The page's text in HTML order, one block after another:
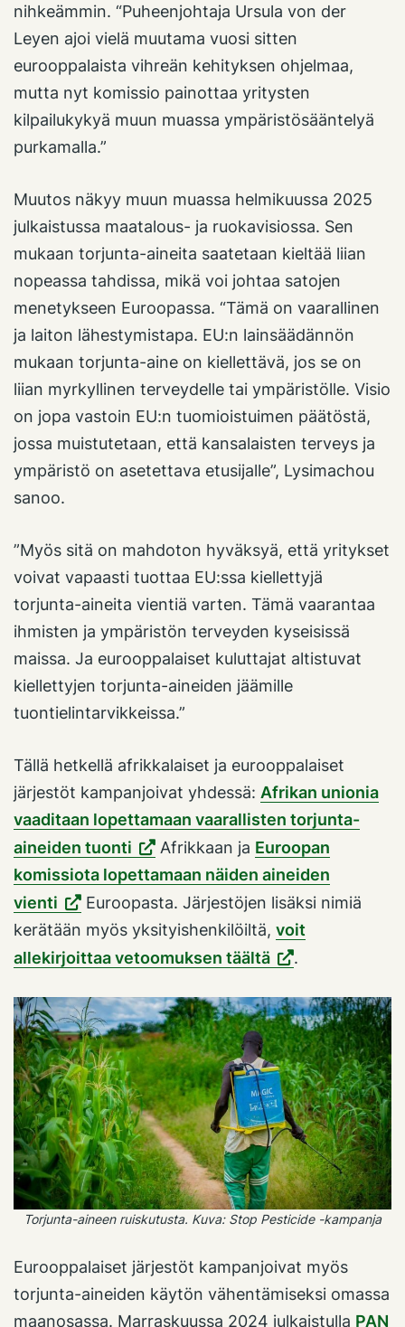
nihkeämmin. “Puheenjohtaja Ursula von der
Leyen ajoi vielä muutama vuosi sitten
eurooppalaista vihreän kehityksen ohjelmaa,
mutta nyt komissio painottaa yritysten
kilpailukykyä muun muassa ympäristösääntelyä
purkamalla.”
Muutos näkyy muun muassa helmikuussa 2025
julkaistussa maatalous- ja ruokavisiossa. Sen
mukaan torjunta-aineita saatetaan kieltää liian
nopeassa tahdissa, mikä voi johtaa satojen
menetykseen Euroopassa. “Tämä on vaarallinen
ja laiton lähestymistapa. EU:n lainsäädännön
mukaan torjunta-aine on kiellettävä, jos se on
liian myrkyllinen terveydelle tai ympäristölle. Visio
on jopa vastoin EU:n tuomioistuimen päätöstä,
jossa muistutetaan, että kansalaisten terveys ja
ympäristö on asetettava etusijalle”, Lysimachou
sanoo.
”Myös sitä on mahdoton hyväksyä, että yritykset
voivat vapaasti tuottaa EU:ssa kiellettyjä
torjunta-aineita vientiä varten. Tämä vaarantaa
ihmisten ja ympäristön terveyden kyseisissä
maissa. Ja eurooppalaiset kuluttajat altistuvat
kiellettyjen torjunta-aineiden jäämille
tuontielintarvikkeissa.”
Tällä hetkellä afrikkalaiset ja eurooppalaiset
järjestöt kampanjoivat yhdessä: Afrikan unionia
vaaditaan lopettamaan vaarallisten torjunta-
aineiden tuonti
Afrikkaan ja Euroopan
komissiota lopettamaan näiden aineiden
vienti
Euroopasta. Järjestöjen lisäksi nimiä
kerätään myös yksityishenkilöiltä, voit
allekirjoittaa vetoomuksen täältä
.
Torjunta-aineen ruiskutusta. Kuva: Stop Pesticide -kampanja
Eurooppalaiset järjestöt kampanjoivat myös
torjunta-aineiden käytön vähentämiseksi omassa
maanosassa. Marraskuussa 2024 julkaistulla PAN